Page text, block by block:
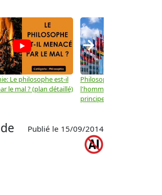
Le philosophe est-il
le mal ? (plan détaillé)
Philosophie: Les droits de
l'homme ne sont-ils que
principes moraux ? (plan
→
Publié le 15/09/2014